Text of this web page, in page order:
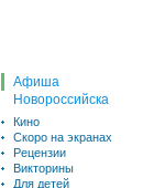
Афиша
Новороссийска
Кино
Скоро на экранах
Рецензии
Викторины
Для детей